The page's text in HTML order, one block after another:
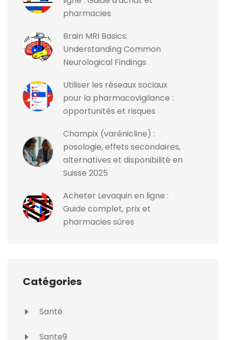
pharmacies
Brain MRI Basics:
Understanding Common
Neurological Findings
Utiliser les réseaux sociaux
pour la pharmacovigilance :
opportunités et risques
Champix (varénicline) :
posologie, effets secondaires,
alternatives et disponibilité en
Suisse 2025
Acheter Levaquin en ligne :
Guide complet, prix et
pharmacies sûres
Catégories
Santé
Sante9